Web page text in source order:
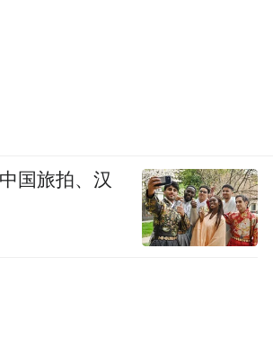
国旅拍、汉